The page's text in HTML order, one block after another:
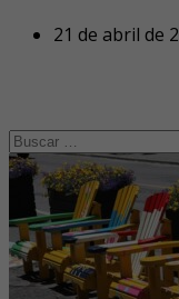
21 de abril de
Buscar: